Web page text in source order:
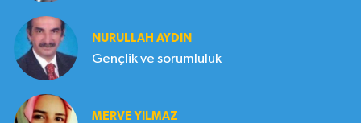
NURULLAH AYDIN
Gençlik ve sorumluluk
MERVE YILMAZ